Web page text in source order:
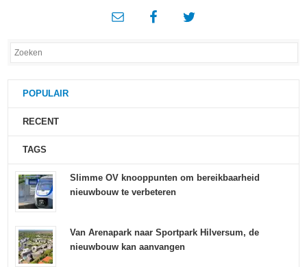
POPULAIR
RECENT
TAGS
Slimme OV knooppunten om bereikbaarheid
nieuwbouw te verbeteren
Van Arenapark naar Sportpark Hilversum, de
nieuwbouw kan aanvangen